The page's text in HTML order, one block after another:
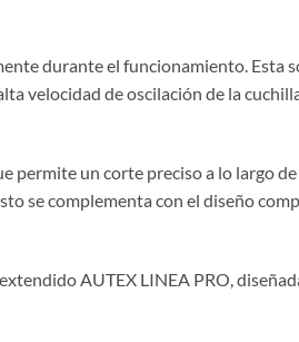
durante el funcionamiento. Esta
velocidad de oscilación de la
permite un corte preciso a lo largo
se complementa con el diseño
AUTEX LINEA PRO,